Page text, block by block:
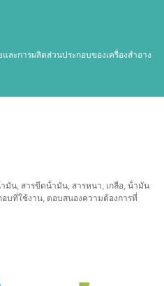
ะการผลิตส่วนประกอบของเครื่องสําอาง
น, สารขีดน้ํามัน, สารหนา, เกลือ, น้ํามัน
อบที่ใช้งาน, ตอบสนองความต้องการที่